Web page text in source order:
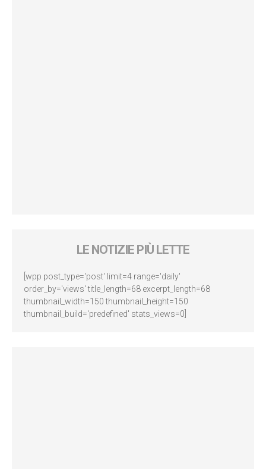
LE NOTIZIE PIÙ LETTE
[wpp post_type='post' limit=4 range='daily'
order_by='views' title_length=68 excerpt_length=68
thumbnail_width=150 thumbnail_height=150
thumbnail_build='predefined' stats_views=0]